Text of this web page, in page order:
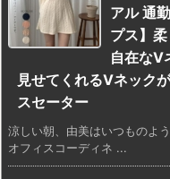
アル 通
プス】
自在なV
見せてくれるVネック
スセーター
涼しい朝、由美はいつものよ
オフィスコーディネ ...